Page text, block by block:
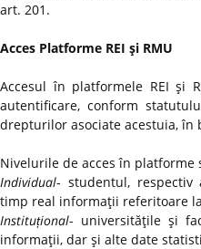
art. 201.
Acces Platforme REI şi RMU
Accesul în platformele REI şi
autentificare, conform
drepturilor asociate acestuia, în
Nivelurile de acces în platforme
Individual- studentul, respectiv
timp real informaţii referitoare
Instituțional- universităţile şi
informaţii, dar şi alte date